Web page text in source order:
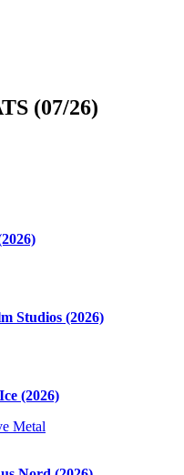
(07/26)
Studios (2026)
(2026)
Metal